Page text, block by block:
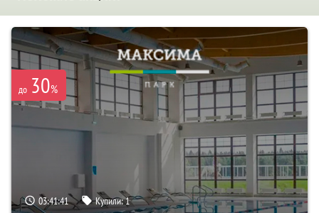
до 30%
03:41:39 Купили:1